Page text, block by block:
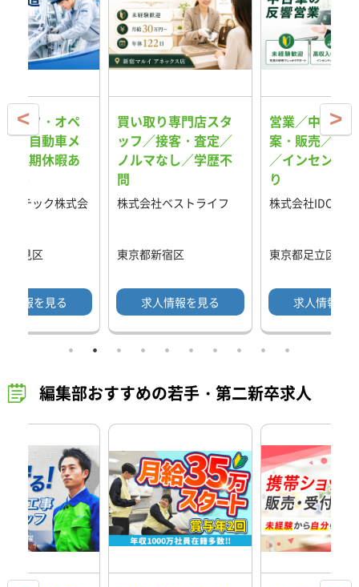
ッフ・オペ
／自動車メ
長期休暇あ
寮
・テック株式会
鶴見区
情報を見る
買い取り専門店スタ
ッフ／接客・査定／
ノルマなし／学歴不
問
株式会社ベストライフ
東京都新宿区
求人情報を見る
営業／中古車
案・販売／反
／インセンテ
り
株式会社IDOM
東京都足立区
求人情報を
編集部おすすめの若手・第二新卒求人